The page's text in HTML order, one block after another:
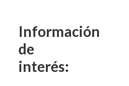
Información
de
interés: